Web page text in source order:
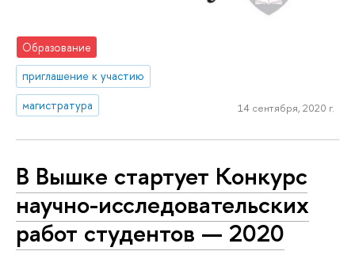
Образование
приглашение к участию
магистратура
14 сентября, 2020 г.
В Вышке стартует Конкурс
научно-исследовательских
работ студентов — 2020